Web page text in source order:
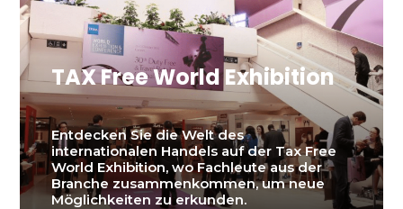
TAX Free World Exhibition
Entdecken Sie die Welt des
internationalen Handels auf der Tax Free
World Exhibition, wo Fachleute aus der
Branche zusammenkommen, um neue
Möglichkeiten zu erkunden.